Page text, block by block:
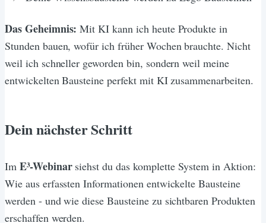
Das Geheimnis: Mit KI kann ich heute Produkte in
Stunden bauen, wofür ich früher Wochen brauchte. Nicht
weil ich schneller geworden bin, sondern weil meine
entwickelten Bausteine perfekt mit KI zusammenarbeiten.
Dein nächster Schritt
Im E³-Webinarsiehst du das komplette System in Aktion:
Wie aus erfassten Informationen entwickelte Bausteine
werden - und wie diese Bausteine zu sichtbaren Produkten
erschaffen werden.